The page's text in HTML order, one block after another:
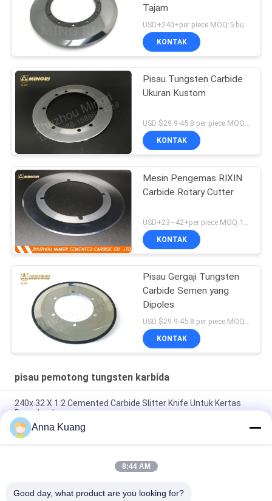
Tajam
KONTAK
Pisau Tungsten Carbide
Ukuran Kustom
USD $29.9-45.8 per piece MOQ:1 potong
KONTAK
Mesin Pengemas RIXIN
Carbide Rotary Cutter
USD+23~42+per piece MOQ:1 potong
KONTAK
Pisau Gergaji Tungsten
Carbide Semen yang
Dipoles
USD $29.9-45.8 per piece MOQ:1 potong
KONTAK
pisau pemotong tungsten karbida
240x 32 X 1.2 Cemented Carbide Slitter Knife Untuk Kertas
Bergelombang
Pemotong Cakram Karbida Pisau Pemotong TC Akurasi Tinggi
Untuk Mesin Pemotong Foil Tembaga
Dua TC Ring Carbide Disc Cutter Pisau Mesin Rewinder Pisau
Anna Kuang
8:44 AM
Good day, what product are you looking for?